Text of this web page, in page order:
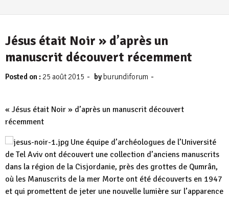
Jésus était Noir » d’après un
manuscrit découvert récemment
Posted on : 25 août 2015 - by burundiforum -
« Jésus était Noir » d’après un manuscrit découvert
récemment
Une équipe d’archéologues de l’Université
de Tel Aviv ont découvert une collection d’anciens manuscrits
dans la région de la Cisjordanie, près des grottes de Qumrân,
où les Manuscrits de la mer Morte ont été découverts en 1947
et qui promettent de jeter une nouvelle lumière sur l’apparence